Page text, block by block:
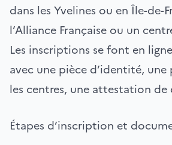
dans les Yvelines ou en Île-de-
l’Alliance Française ou un
Les inscriptions se font en
avec une pièce d’identité,
les centres, une attestation
Étapes d’inscription et